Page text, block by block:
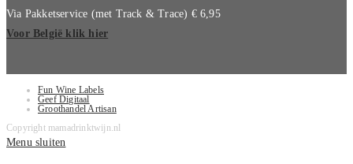
Via Pakketservice (met Track & Trace) € 6,95
Voor België klik hier
Fun Wine Labels
Geef Digitaal
Groothandel Artisan
Copyright mamadrinktwijn.nl
Menu sluiten